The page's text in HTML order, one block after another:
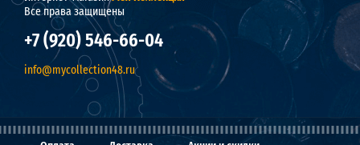
Все права защищены
+7 (920) 546-66-04
info@mycollection48.ru